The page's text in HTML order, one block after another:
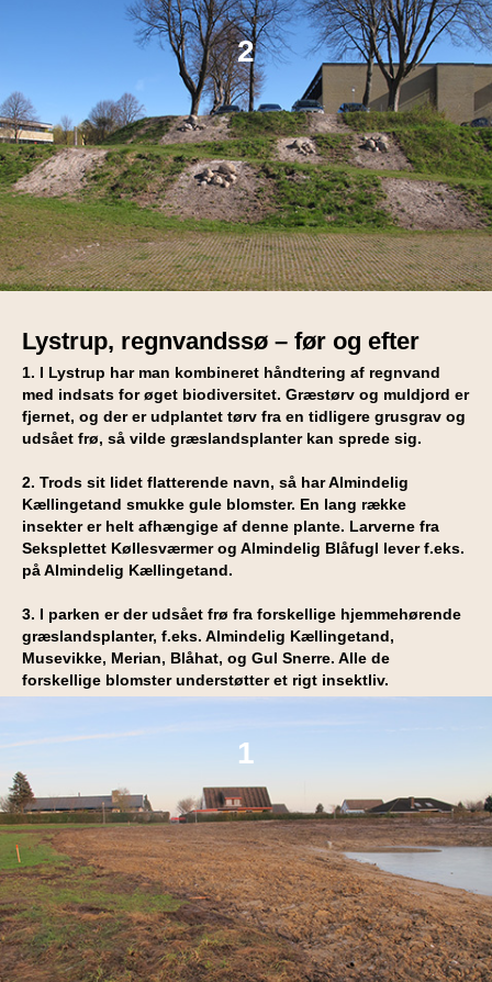
2
Lystrup, regnvandssø – før og efter
1. I Lystrup har man kombineret håndtering af regnvand
med indsats for øget biodiversitet. Græstørv og muldjord er
fjernet, og der er udplantet tørv fra en tidligere grusgrav og
udsået frø, så vilde græslandsplanter kan sprede sig.
2. Trods sit lidet flatterende navn, så har Almindelig
Kællingetand smukke gule blomster. En lang række
insekter er helt afhængige af denne plante. Larverne fra
Seksplettet Køllesværmer og Almindelig Blåfugl lever f.eks.
på Almindelig Kællingetand.
3. I parken er der udsået frø fra forskellige hjemmehørende
græslandsplanter, f.eks. Almindelig Kællingetand,
Musevikke, Merian, Blåhat, og Gul Snerre. Alle de
forskellige blomster understøtter et rigt insektliv.
1